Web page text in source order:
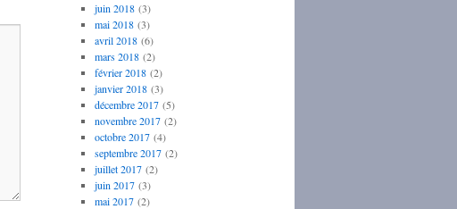
juin 2018(3)
mai 2018(3)
avril 2018(6)
mars 2018(2)
février 2018(2)
janvier 2018(3)
décembre 2017(5)
novembre 2017(2)
octobre 2017(4)
septembre 2017(2)
juillet 2017(2)
juin 2017(3)
mai 2017(2)